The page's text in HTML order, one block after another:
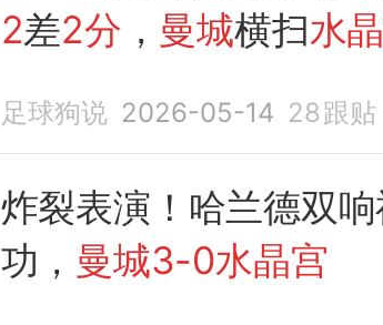
2差2分 ， 曼城横扫水
足球狗说 2026-05-14 28 跟贴
炸裂表演！哈兰德双
功， 曼城3-0水晶宫